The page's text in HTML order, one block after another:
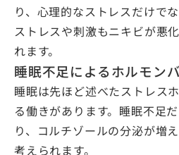
り、心理的なストレスだけで
ストレスや刺激もニキビが悪
れます。
睡眠不足によるホルモン
睡眠は先ほど述べたストレス
る働きがあります。睡眠不足
り、コルチゾールの分泌が増
考えられます。